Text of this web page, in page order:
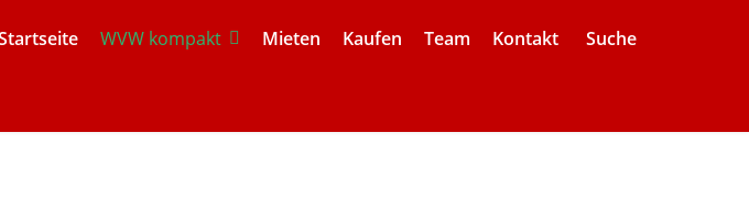
WVW kompakt Mieten Kaufen Team Kontakt Suche